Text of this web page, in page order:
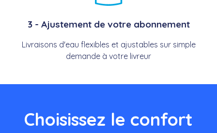
3 - Ajustement de votre abonnement
Livraisons d'eau flexibles et ajustables sur simple
demande à votre livreur
Choisissez le confort